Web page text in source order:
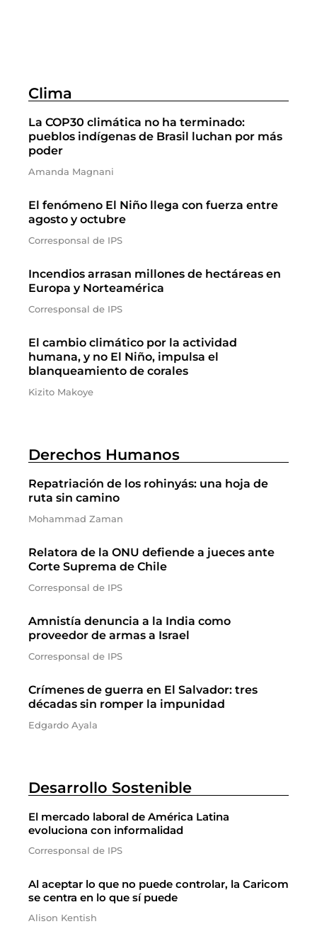
Clima
La COP30 climática no ha terminado:
pueblos indígenas de Brasil luchan por más
poder
Amanda Magnani
El fenómeno El Niño llega con fuerza entre
agosto y octubre
Corresponsal de IPS
Incendios arrasan millones de hectáreas en
Europa y Norteamérica
Corresponsal de IPS
El cambio climático por la actividad
humana, y no El Niño, impulsa el
blanqueamiento de corales
Kizito Makoye
Derechos Humanos
Repatriación de los rohinyás: una hoja de
ruta sin camino
Mohammad Zaman
Relatora de la ONU defiende a jueces ante
Corte Suprema de Chile
Corresponsal de IPS
Amnistía denuncia a la India como
proveedor de armas a Israel
Corresponsal de IPS
Crímenes de guerra en El Salvador: tres
décadas sin romper la impunidad
Edgardo Ayala
Desarrollo Sostenible
El mercado laboral de América Latina
evoluciona con informalidad
Corresponsal de IPS
Al aceptar lo que no puede controlar, la Caricom
se centra en lo que sí puede
Alison Kentish